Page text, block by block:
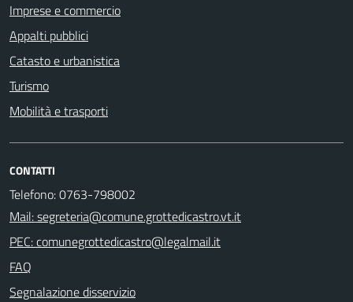
Imprese e commercio
Appalti pubblici
Catasto e urbanistica
Turismo
Mobilità e trasporti
CONTATTI
Telefono: 0763-798002
Mail: segreteria@comune.grottedicastro.vt.it
PEC: comunegrottedicastro@legalmail.it
FAQ
Segnalazione disservizio